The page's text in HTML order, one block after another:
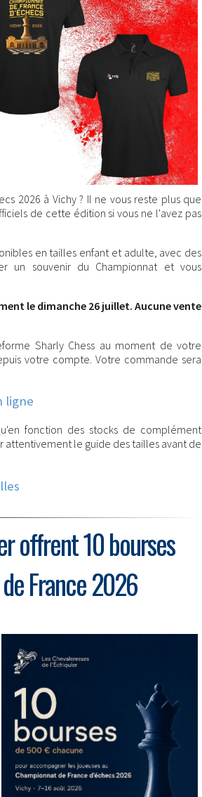
2026 à Vichy ? Il ne vous reste plus que
de cette édition si vous ne l'avez pas
en tailles enfant et adulte, avec des
un souvenir du Championnat et vous
le dimanche 26 juillet. Aucune vente
Sharly Chess au moment de votre
votre compte. Votre commande sera
ligne
fonction des stocks de complément
attentivement le guide des tailles avant de
offrent 10 bourses
France 2026